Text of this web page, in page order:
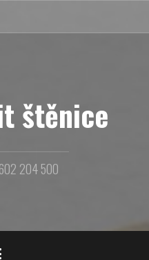
štěnice
204 500